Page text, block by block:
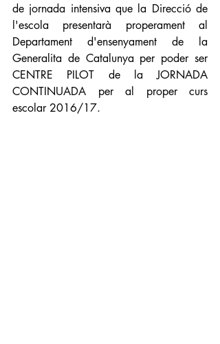
de jornada intensiva que la Direcció de
l'escola presentarà properament al
Departament d'ensenyament de la
Generalita de Catalunya per poder ser
CENTRE PILOT de la JORNADA
CONTINUADA per al proper curs
escolar 2016/17.